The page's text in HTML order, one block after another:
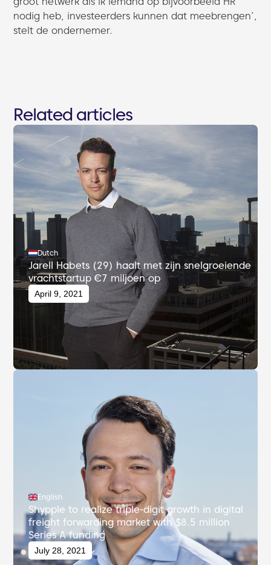
nodig heb, investeerders kunnen dat meebrengen’,
stelt de ondernemer.
Related articles
Dutch
Jarell Habets (29) haalt met zijn snelgroeiende
vrachtstartup €7 miljoen op
April 9, 2021
English
Shypple to realize triple-digit growth in digital
freight forwarding market with $8.5 million
Series A funding
July 28, 2021